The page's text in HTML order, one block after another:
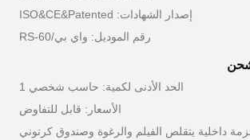
إصدار الشهادات: ISO&CE&Patented
رقم الموديل: واي بي/RS-60
الحد الأدنى لكمية: حاسب شخصي 1
الأسعار: قابل للتفاوض
داخلية يتقلص الفيلم والرغوة وصندوق كرتوني